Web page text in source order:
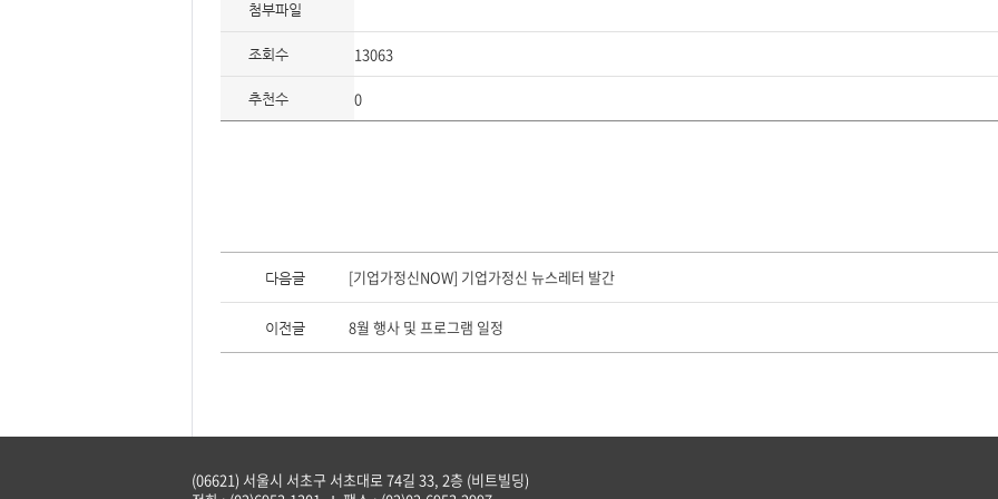
첨부파일
조회수 13063
추천수 0
이
다
다음글 [기업가정신NOW] 기업가정신 뉴스레터 발간
이전글 8월 행사 및 프로그램 일정
(06621) 서울시 서초구 서초대로 74길 33, 2층 (비트빌딩)